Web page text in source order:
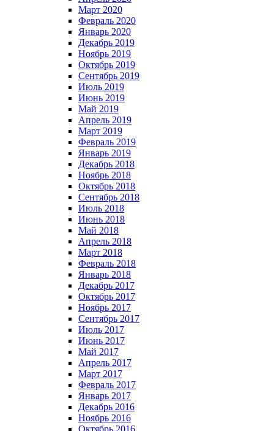
Март 2020
Февраль 2020
Январь 2020
Декабрь 2019
Ноябрь 2019
Октябрь 2019
Сентябрь 2019
Июль 2019
Июнь 2019
Май 2019
Апрель 2019
Март 2019
Февраль 2019
Январь 2019
Декабрь 2018
Ноябрь 2018
Октябрь 2018
Сентябрь 2018
Июль 2018
Июнь 2018
Май 2018
Апрель 2018
Март 2018
Февраль 2018
Январь 2018
Декабрь 2017
Октябрь 2017
Ноябрь 2017
Сентябрь 2017
Июль 2017
Июнь 2017
Май 2017
Апрель 2017
Март 2017
Февраль 2017
Январь 2017
Декабрь 2016
Ноябрь 2016
Октябрь 2016